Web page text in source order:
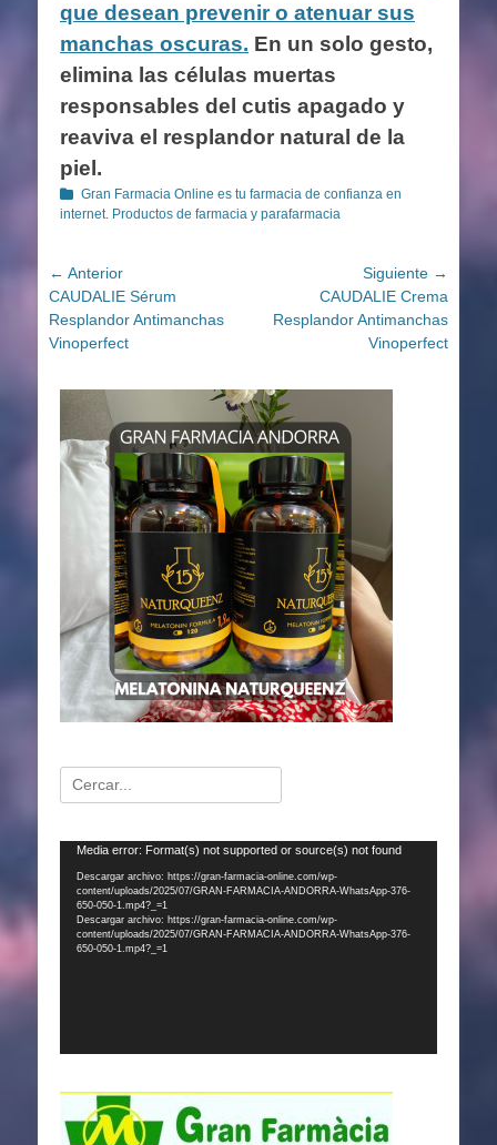
que desean prevenir o atenuar sus
manchas oscuras. En un solo gesto,
elimina las células muertas
responsables del cutis apagado y
reaviva el resplandor natural de la
piel.
Categorías
Gran Farmacia Online es tu farmacia de confianza en
internet. Productos de farmacia y parafarmacia
Navegación
de
entradas
← Anterior
Entrada
anterior:
CAUDALIE Sérum
Resplandor Antimanchas
Vinoperfect
Siguiente →
siguiente:
CAUDALIE Crema
Resplandor Antimanchas
Vinoperfect
Buscar:
Reproductor
vídeo
Media error: Format(s) not supported or source(s) not found
Descargar archivo: https://gran-farmacia-online.com/wp-
content/uploads/2025/07/GRAN-FARMACIA-ANDORRA-WhatsApp-376-
650-050-1.mp4?_=1
Descargar archivo: https://gran-farmacia-online.com/wp-
content/uploads/2025/07/GRAN-FARMACIA-ANDORRA-WhatsApp-376-
650-050-1.mp4?_=1